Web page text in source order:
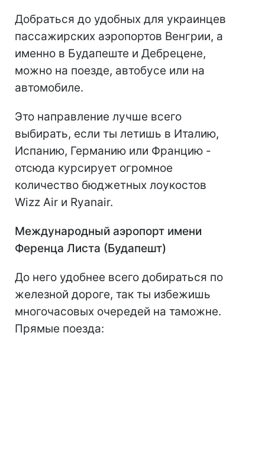
Добраться до удобных для украинцев
пассажирских аэропортов Венгрии, а
именно в Будапеште и Дебрецене,
можно на поезде, автобусе или на
автомобиле.
Это направление лучше всего
выбирать, если ты летишь в Италию,
Испанию, Германию или Францию -
отсюда курсирует огромное
количество бюджетных лоукостов
Wizz Air и Ryanair.
Международный аэропорт имени
Ференца Листа (Будапешт)
До него удобнее всего добираться по
железной дороге, так ты избежишь
многочасовых очередей на таможне.
Прямые поезда: